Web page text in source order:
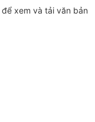
để xem và tải văn bản